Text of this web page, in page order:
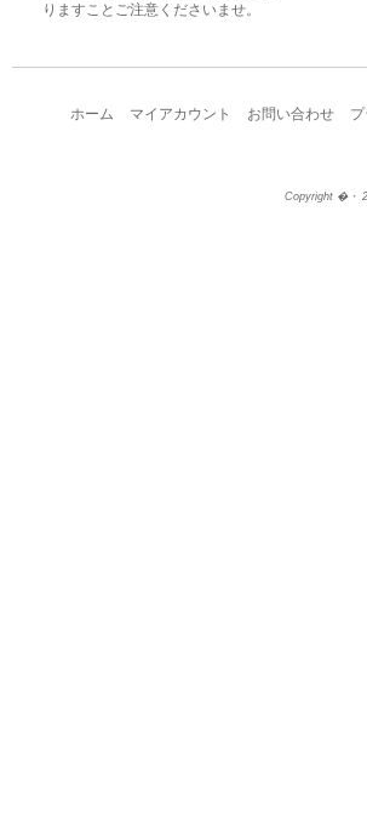
りますことご注意くださいませ。
ホーム マイアカウント お問い合わせ
Copyright �・